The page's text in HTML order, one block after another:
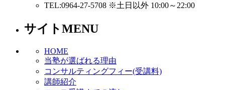
TEL:0964-27-5708 ※土日以外 10:00～22:00
サイトMENU
HOME
当塾が選ばれる理由
コンサルティングフィー(受講料)
講師紹介